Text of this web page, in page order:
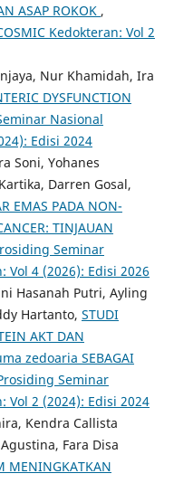
ASAP ROKOK ,
Kedokteran: Vol 2
Nur Khamidah, Ira
DYSFUNCTION
Nasional
Edisi 2024
Soni, Yohanes
Darren Gosal,
EMAS PADA NON-
TINJAUAN
Seminar
Vol 4 (2026): Edisi 2026
Hasanah Putri, Ayling
Hartanto, STUDI
AKT DAN
zedoaria SEBAGAI
Seminar
Vol 2 (2024): Edisi 2024
Kendra Callista
Fara Disa
MENINGKATKAN